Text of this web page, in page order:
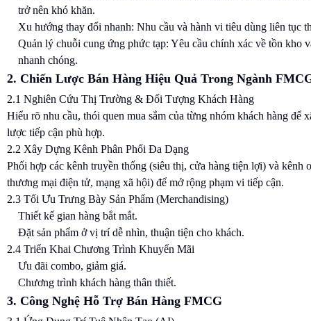
trở nên khó khăn.
Xu hướng thay đổi nhanh: Nhu cầu và hành vi tiêu dùng liên tục
Quản lý chuỗi cung ứng phức tạp: Yêu cầu chính xác về tồn kho
nhanh chóng.
2. Chiến Lược Bán Hàng Hiệu Quả Trong Ngành
2.1 Nghiên Cứu Thị Trường & Đối Tượng Khách Hàng
Hiểu rõ nhu cầu, thói quen mua sắm của từng nhóm khách hàng để
lược tiếp cận phù hợp.
2.2 Xây Dựng Kênh Phân Phối Đa Dạng
Phối hợp các kênh truyền thống (siêu thị, cửa hàng tiện lợi) và kênh
thương mại điện tử, mạng xã hội) để mở rộng phạm vi tiếp cận.
2.3 Tối Ưu Trưng Bày Sản Phẩm (Merchandising)
Thiết kế gian hàng bắt mắt.
Đặt sản phẩm ở vị trí dễ nhìn, thuận tiện cho khách.
2.4 Triển Khai Chương Trình Khuyến Mãi
Ưu đãi combo, giảm giá.
Chương trình khách hàng thân thiết.
3. Công Nghệ Hỗ Trợ Bán Hàng FMCG